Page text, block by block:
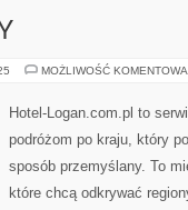
MOŻLIWOŚĆ
Hotel-Logan.com.pl to
podróżom po kraju, który
sposób przemyślany. To
które chcą odkrywać